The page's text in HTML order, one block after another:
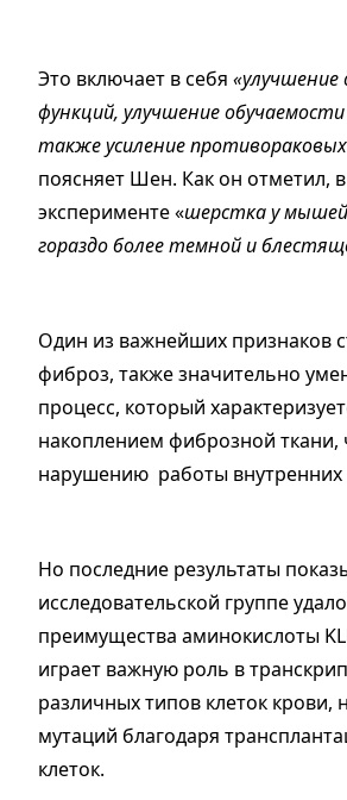
Это включает в себя
функций, улучшение
также усиление
поясняет Шен. Как он отметил, в
эксперименте «шерстка у
гораздо более темной и
Один из важнейших признаков
фиброз, также значительно
процесс, который
накоплением фиброзной ткани,
нарушению работы внутренних
Но последние результаты
исследовательской группе
преимущества аминокислоты
играет важную роль в
различных типов клеток
мутаций благодаря
клеток.